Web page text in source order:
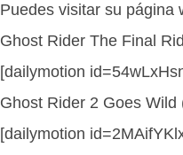
Puedes visitar su página
Ghost Rider The Final
[dailymotion
Ghost Rider 2 Goes Wild
[dailymotion